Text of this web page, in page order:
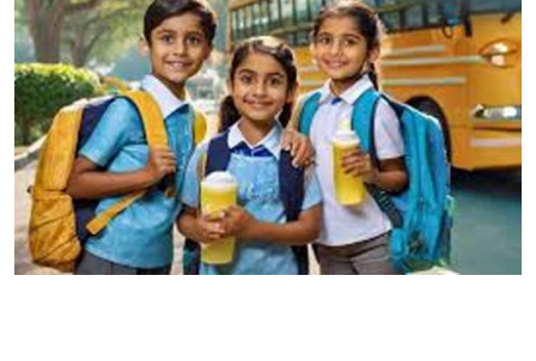
लाइफस्टाइल
टेक